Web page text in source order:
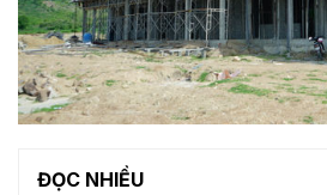
ĐỌC NHIỀU